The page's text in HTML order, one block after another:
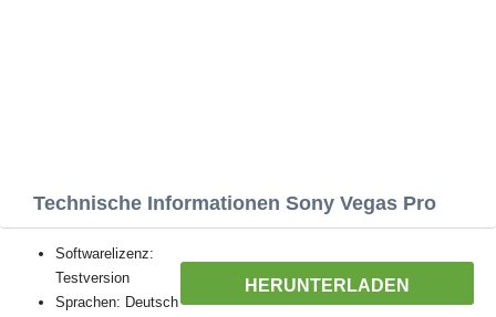
Technische Informationen Sony Vegas Pro
HERUNTERLADEN
Softwarelizenz:
Testversion
Sprachen: Deutsch